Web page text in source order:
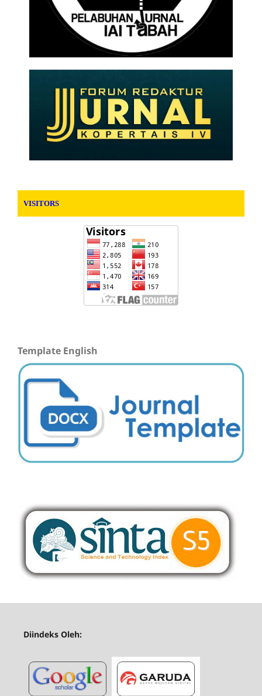
VISITORS
Template English
Diindeks Oleh: